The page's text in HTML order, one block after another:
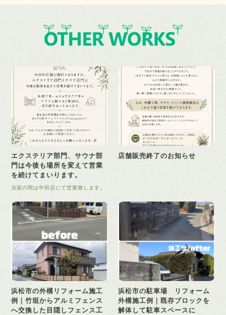
エクステリア部門、サウナ部
門は今後も場所を変えて営業
を続けてまいります。
当面の間は中田店にて営業致します。
店舗販売終了のお知らせ
浜松市の外構リフォーム施工
例｜竹垣からアルミフェンス
へ交換した目隠しフェンス工
浜松市の駐車場 リフォーム
外構施工例｜既存ブロックを
解体して駐車スペースに